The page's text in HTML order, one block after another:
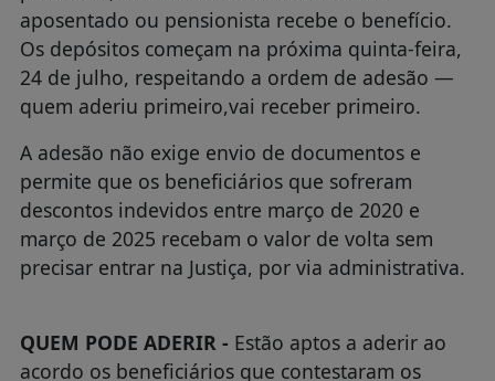
aposentado ou pensionista recebe o benefício.
Os depósitos começam na próxima quinta-feira,
24 de julho, respeitando a ordem de adesão —
quem aderiu primeiro,vai receber primeiro.
A adesão não exige envio de documentos e
permite que os beneficiários que sofreram
descontos indevidos entre março de 2020 e
março de 2025 recebam o valor de volta sem
precisar entrar na Justiça, por via administrativa.
QUEM PODE ADERIR - Estão aptos a aderir ao
acordo os beneficiários que contestaram os